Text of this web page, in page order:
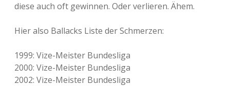
diese auch oft gewinnen. Oder verlieren. Ähem.
Hier also Ballacks Liste der Schmerzen:
1999: Vize-Meister Bundesliga
2000: Vize-Meister Bundesliga
2002: Vize-Meister Bundesliga